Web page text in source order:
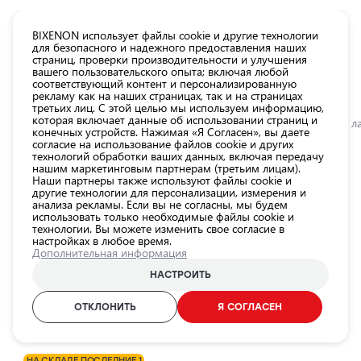
Главная Категории Магазин Лампы для автомобильных фар LED
LED лампы H7 16W, 12V, 6000K,
NIGHT BREAKER LED SMART серия
OSRAM / 21-4003 / 6000K - холодный белый / H7 / OSRAM
NIGHT BREAKER LED SMART
ID продукта:21-4003
EAN-код:
Все
товары
магазина
Магазин
Лампы для
автомобильных
Внешнее
освещение
автомобиля
Освещение
автомобиля
Аксессуары
освещения
BIXENON использует файлы cookie и другие технологии
для безопасного и надежного предоставления наших
страниц, проверки производительности и улучшения
вашего пользовательского опыта; включая любой
соответствующий контент и персонализированную
рекламу как на наших страницах, так и на страницах
третьих лиц. С этой целью мы используем информацию,
которая включает данные об использовании страниц и
конечных устройств. Нажимая «Я Согласен», вы даете
согласие на использование файлов cookie и других
технологий обработки ваших данных, включая передачу
нашим маркетинговым партнерам (третьим лицам).
Наши партнеры также используют файлы cookie и
другие технологии для персонализации, измерения и
анализа рекламы. Если вы не согласны, мы будем
использовать только необходимые файлы cookie и
технологии. Вы можете изменить свое согласие в
настройках в любое время.
Дополнительная информация
НАСТРОИТЬ
ОТКЛОНИТЬ Я СОГЛАСЕН